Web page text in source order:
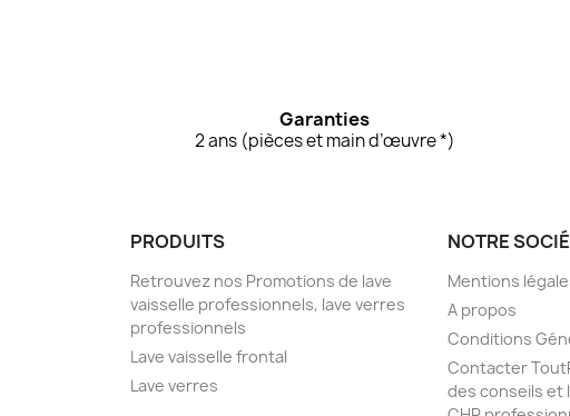
Garanties
2 ans (pièces et main d’œuvre *)
PRODUITS
Retrouvez nos Promotions de lave
vaisselle professionnels, lave verres
professionnels
Lave vaisselle frontal
Lave verres
NOTRE
Mentions
A propos
Conditions
Contacter
des conseils et